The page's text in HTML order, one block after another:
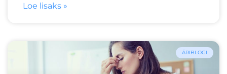
Loe lisaks »
ÄRIBLOGI